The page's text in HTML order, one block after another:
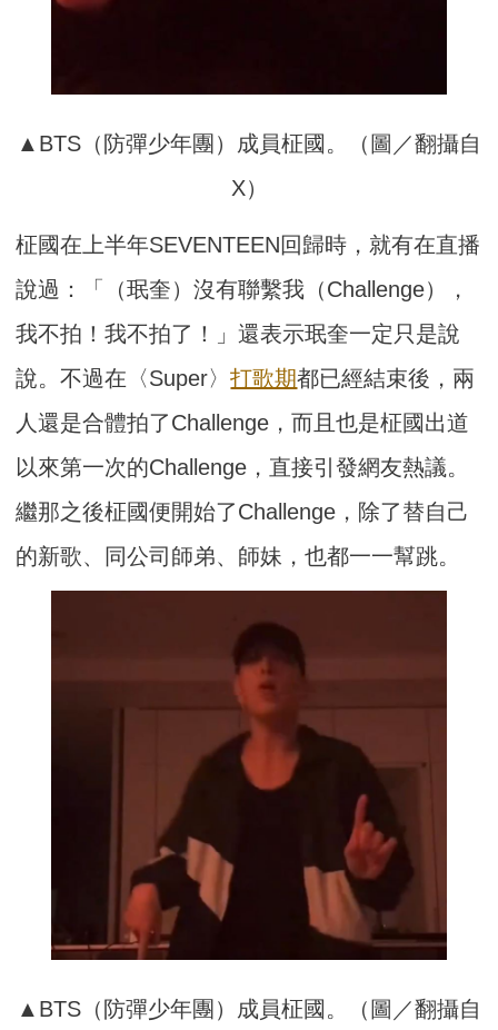
▲BTS（防彈少年團）成員柾國。（圖／翻攝自
X）
柾國在上半年SEVENTEEN回歸時，就有在直播
說過：「（珉奎）沒有聯繫我（Challenge），
我不拍！我不拍了！」還表示珉奎一定只是說
說。不過在〈Super〉打歌期都已經結束後，兩
人還是合體拍了Challenge，而且也是柾國出道
以來第一次的Challenge，直接引發網友熱議。
繼那之後柾國便開始了Challenge，除了替自己
的新歌、同公司師弟、師妹，也都一一幫跳。
▲BTS（防彈少年團）成員柾國。（圖／翻攝自